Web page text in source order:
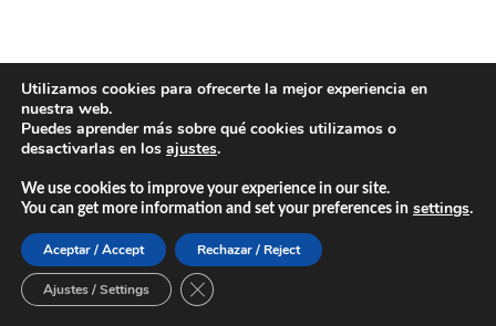
Utilizamos cookies para ofrecerte la mejor experiencia en
nuestra web.
Puedes aprender más sobre qué cookies utilizamos o
desactivarlas en los ajustes.
We use cookies to improve your experience in our site.
You can get more information and set your preferences in settings.
Aceptar / Accept Rechazar / Reject
Ajustes / Settings Cerrar el banner de cookies RGPD